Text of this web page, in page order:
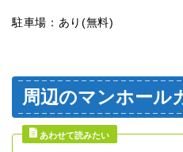
駐車場：あり(無料)
周辺のマンホール